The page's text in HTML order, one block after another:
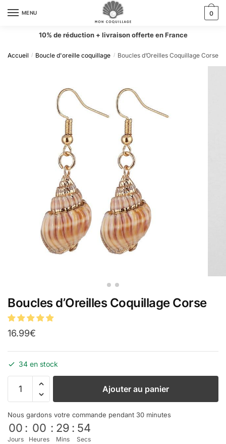
MENU 0
10% de réduction + livraison offerte en France
Accueil / Boucle d'oreille coquillage / Boucles d’Oreilles Coquillage Corse
Boucles d’Oreilles Coquillage Corse
16.99€
34 en stock
Ajouter au panier
Nous gardons votre commande pendant 30 minutes
00
Jours
: 00
Heures
: 29
Mins
: 54
Secs